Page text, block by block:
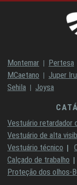
Montemar
Pertesa
MCaetano
Juper Iru
Sehila
Joysa
Vestuário retardador
Vestuário de alta
Vestuário técnico
Calçado de trabalho
Proteção dos olhos-